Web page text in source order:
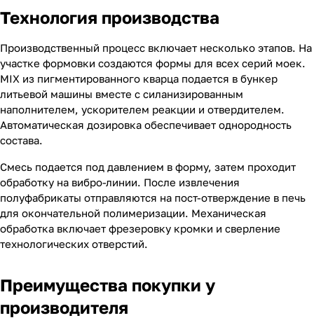
Технология производства
Производственный процесс включает несколько этапов. На
участке формовки создаются формы для всех серий моек.
MIX из пигментированного кварца подается в бункер
литьевой машины вместе с силанизированным
наполнителем, ускорителем реакции и отвердителем.
Автоматическая дозировка обеспечивает однородность
состава.
Смесь подается под давлением в форму, затем проходит
обработку на вибро-линии. После извлечения
полуфабрикаты отправляются на пост-отверждение в печь
для окончательной полимеризации. Механическая
обработка включает фрезеровку кромки и сверление
технологических отверстий.
Преимущества покупки у
производителя